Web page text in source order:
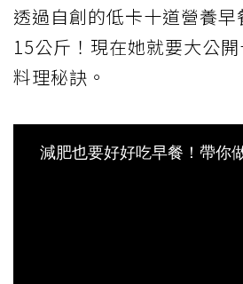
透過自創的低卡十道營養
15公斤！現在她就要大公
料理秘訣。